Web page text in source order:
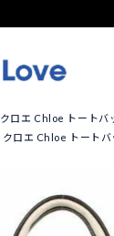
クロエ Chloe トートバ
クロエ Chloe トートバ